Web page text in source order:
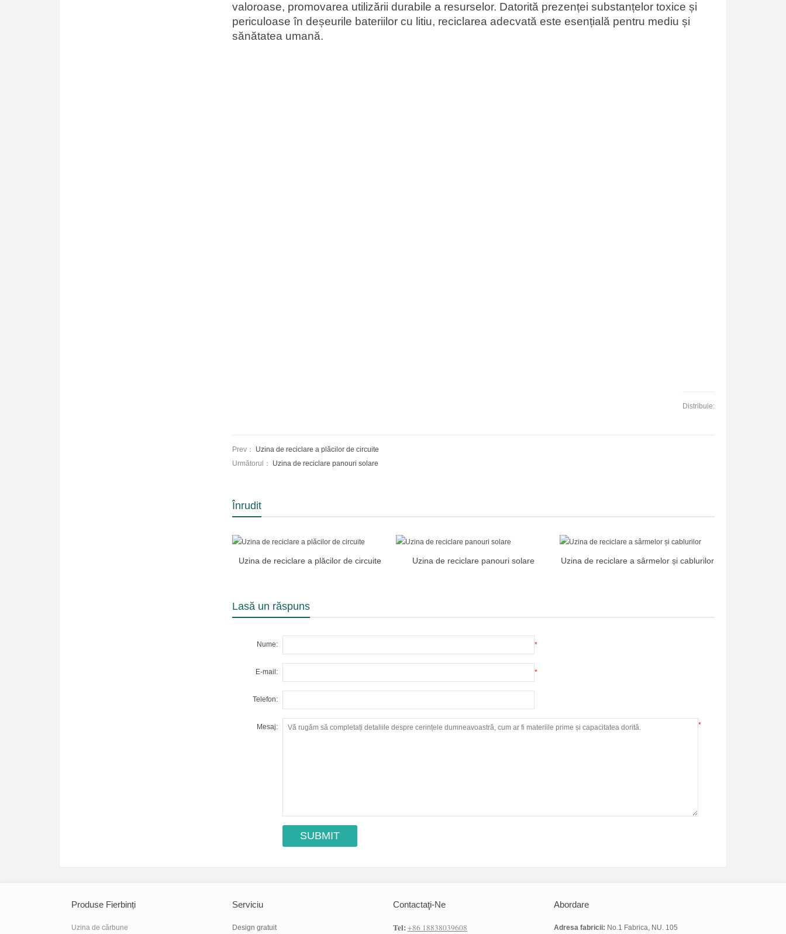
valoroase, promovarea utilizării durabile a resurselor. Datorită prezenței substanțelor toxice și
periculoase în deșeurile bateriilor cu litiu, reciclarea adecvată este esențială pentru mediu și
sănătatea umană.
Distribuie:
Prev： Uzina de reciclare a plăcilor de circuite
Următorul： Uzina de reciclare panouri solare
Înrudit
Uzina de reciclare a plăcilor de circuite Uzina de reciclare panouri solare Uzina de reciclare a sârmelor și cablurilor
Lasă un răspuns
Nume: *
E-mail: *
Telefon:
Mesaj: *
Produse Fierbinți
Uzina de cărbune
Serviciu
Design gratuit
Contactaţi-Ne
Tel:+86 18838039608
Abordare
Adresa fabricii: No.1 Fabrica, NU. 105